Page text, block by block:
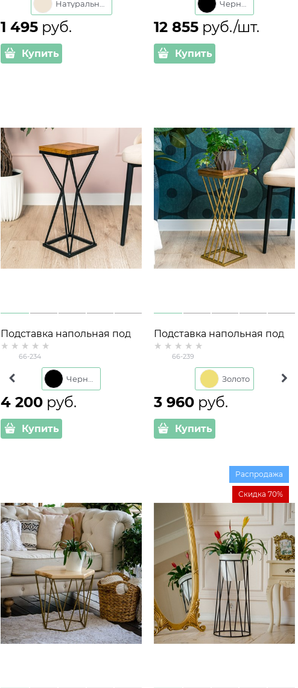
1 495 руб.
Купить
12 855 руб./шт.
Купить
Подставка напольная под
цветы Лофт 66-234 h=62см
66-234
Золото
4 200 руб.
Купить
Подставка напольная под
цветы Лофт 66-239 h=54см
66-239
Золото
3 960 руб.
Купить
Распродажа
Скидка 70%